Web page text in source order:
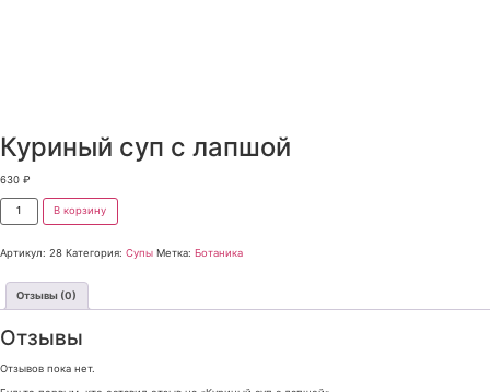
Куриный суп с лапшой
630 ₽
В корзину
Артикул: 28 Категория: Супы Метка: Ботаника
Отзывы (0)
Отзывы
Отзывов пока нет.